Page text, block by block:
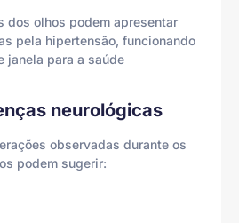
dos olhos podem apresentar
pela hipertensão, funcionando
janela para a saúde
neurológicas
observadas durante os
podem sugerir: